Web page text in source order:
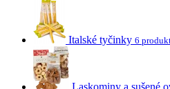
Italské tyčinky 6